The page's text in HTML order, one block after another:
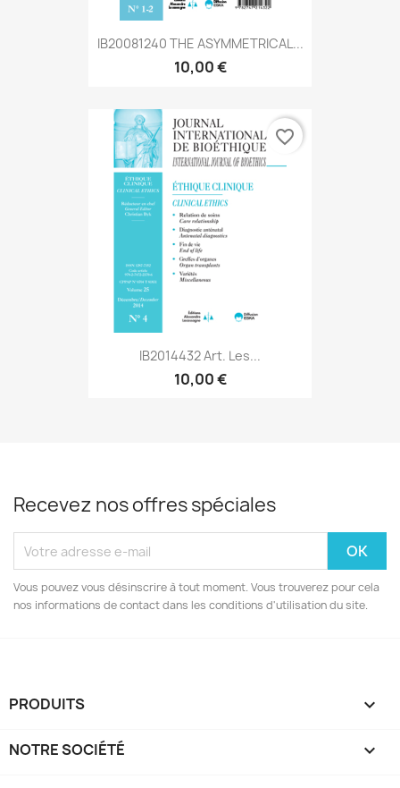
IB20081240 THE ASYMMETRICAL...
10,00 €
IB2014432 Art. Les...
10,00 €
favorite_border
Recevez nos offres spéciales
Vous pouvez vous désinscrire à tout moment. Vous trouverez pour cela
nos informations de contact dans les conditions d'utilisation du site.
PRODUITS 
NOTRE SOCIÉTÉ 